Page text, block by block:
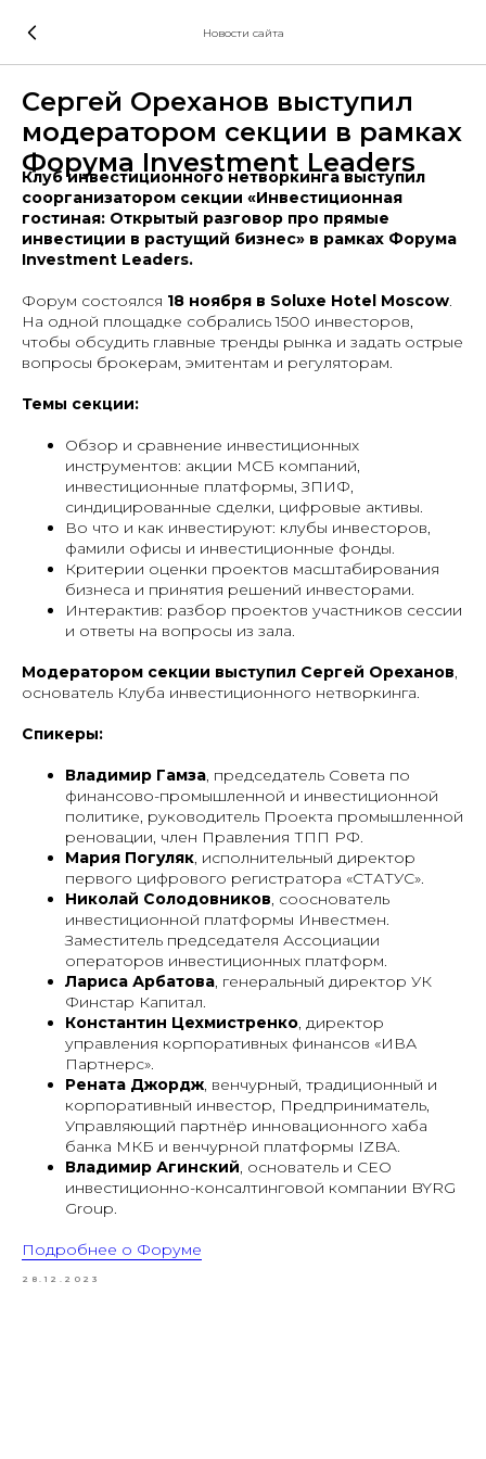
Новости сайта
Сергей Ореханов выступил
модератором секции в рамках
Форума Investment Leaders
Клуб инвестиционного нетворкинга выступил
соорганизатором секции «Инвестиционная
гостиная: Открытый разговор про прямые
инвестиции в растущий бизнес» в рамках Форума
Investment Leaders.
Форум состоялся 18 ноября в Soluxe Hotel Moscow.
На одной площадке собрались 1500 инвесторов,
чтобы обсудить главные тренды рынка и задать острые
вопросы брокерам, эмитентам и регуляторам.
Темы секции:
Обзор и сравнение инвестиционных
инструментов: акции МСБ компаний,
инвестиционные платформы, ЗПИФ,
синдицированные сделки, цифровые активы.
Во что и как инвестируют: клубы инвесторов,
фамили офисы и инвестиционные фонды.
Критерии оценки проектов масштабирования
бизнеса и принятия решений инвесторами.
Интерактив: разбор проектов участников сессии
и ответы на вопросы из зала.
Модератором секции выступил Сергей Ореханов,
основатель Клуба инвестиционного нетворкинга.
Спикеры:
Владимир Гамза, председатель Совета по
финансово-промышленной и инвестиционной
политике, руководитель Проекта промышленной
реновации, член Правления ТПП РФ.
Мария Погуляк, исполнительный директор
первого цифрового регистратора «СТАТУС».
Николай Солодовников, сооснователь
инвестиционной платформы Инвестмен.
Заместитель председателя Ассоциации
операторов инвестиционных платформ.
Лариса Арбатова, генеральный директор УК
Финстар Капитал.
Константин Цехмистренко, директор
управления корпоративных финансов «ИВА
Партнерс».
Рената Джордж, венчурный, традиционный и
корпоративный инвестор, Предприниматель,
Управляющий партнёр инновационного хаба
банка МКБ и венчурной платформы IZBA.
Владимир Агинский, основатель и СЕО
инвестиционно-консалтинговой компании BYRG
Group.
Подробнее о Форуме
28.12.2023